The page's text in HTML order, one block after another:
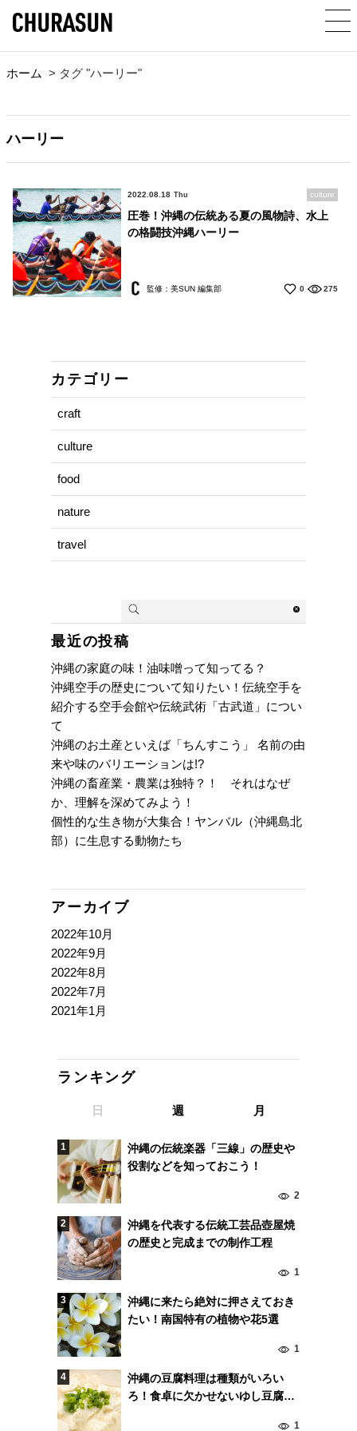
ホーム > タグ "ハーリー"
ハーリー
2022.08.18 Thu culture
圧巻！沖縄の伝統ある夏の風物詩、水上
の格闘技沖縄ハーリー
監修：美SUN 編集部 0 275
カテゴリー
craft
culture
food
nature
travel
最近の投稿
沖縄の家庭の味！油味噌って知ってる？
沖縄空手の歴史について知りたい！伝統空手を
紹介する空手会館や伝統武術「古武道」につい
て
沖縄のお土産といえば「ちんすこう」 名前の由
来や味のバリエーションは!?
沖縄の畜産業・農業は独特？！ それはなぜ
か、理解を深めてみよう！
個性的な生き物が大集合！ヤンバル（沖縄島北
部）に生息する動物たち
アーカイブ
2022年10月
2022年9月
2022年8月
2022年7月
2021年1月
ランキング
日 週 月
沖縄の伝統楽器「三線」の歴史や
役割などを知っておこう！
2
沖縄を代表する伝統工芸品壺屋焼
の歴史と完成までの制作工程
1
沖縄に来たら絶対に押さえておき
たい！南国特有の植物や花5選
1
沖縄の豆腐料理は種類がいろい
ろ！食卓に欠かせないゆし豆腐と
1